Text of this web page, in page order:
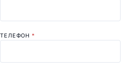
ТЕЛЕФОН*